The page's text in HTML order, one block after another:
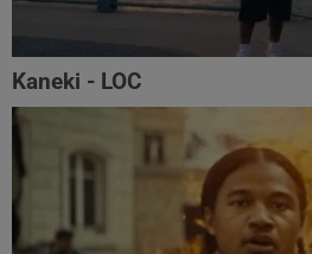
Kaneki - LOC